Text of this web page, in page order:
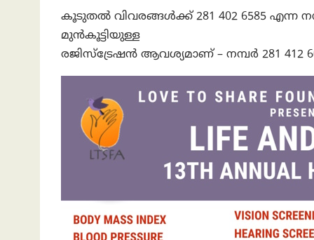
കൂടുതല്‍ വിവരങ്ങള്‍ക്ക് 281 402 6585 എന്ന
മുന്‍കൂട്ടിയുള്ള
രജിസ്‌ട്രേഷന്‍ ആവശ്യമാണ് – നമ്പര്‍ 281 412